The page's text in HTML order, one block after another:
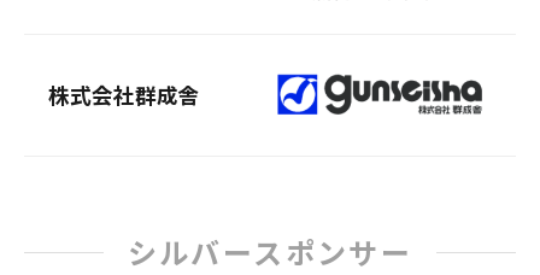
株式会社群成舎
シルバースポンサー